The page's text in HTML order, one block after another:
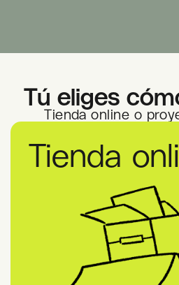
Tú eliges
Tienda online o
Tienda